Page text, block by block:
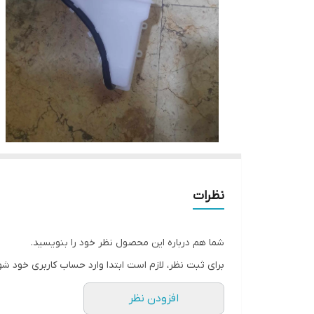
نظرات
شما هم درباره این محصول نظر خود را بنویسید.
برای ثبت نظر، لازم است ابتدا وارد حساب کاربری خود
افزودن نظر